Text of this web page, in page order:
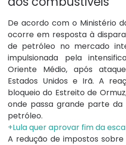
De acordo com o Ministério
ocorre em resposta à
de petróleo no mercado
impulsionada pela
Oriente Médio, após
Estados Unidos e Irã. A
bloqueio do Estreito de
onde passa grande parte da
petróleo.
+Lula quer aprovar fim da
A redução de impostos